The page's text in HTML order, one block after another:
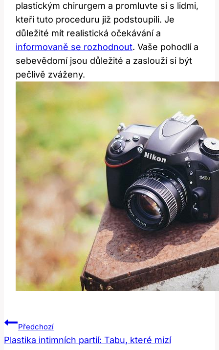
plastickým ⁤chirurgem a promluvte si s lidmi,‌
kteří tuto proceduru již podstoupili.​ Je ​
důležité mít realistická očekávání a
informovaně se rozhodnout. Vaše pohodlí a
sebevědomí⁤ jsou důležité a zaslouží si být
⁢pečlivě⁢ zváženy.
Navigace
Pro
Předchozí
Plastika intimních partií: Tabu, které mizí